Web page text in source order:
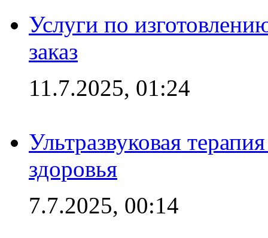
Услуги по
заказ
11.7.2025, 01:24
Ультразвуковая
здоровья
7.7.2025, 00:14